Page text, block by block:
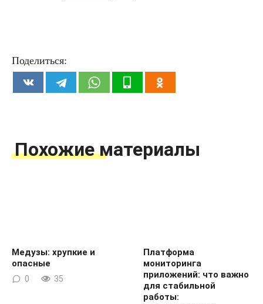
Поделиться:
Похожие материалы
Медузы: хрупкие и
опасные
0 35
Платформа
мониторинга
приложений: что важно
для стабильной
работы: